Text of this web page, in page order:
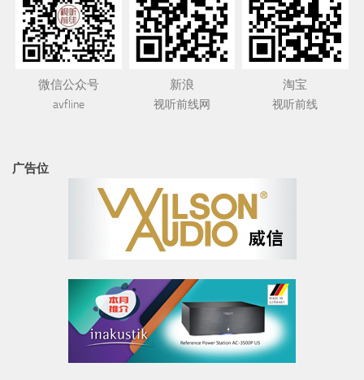
微信公众号
avfline
新浪
视听前线网
淘宝
视听前线
广告位